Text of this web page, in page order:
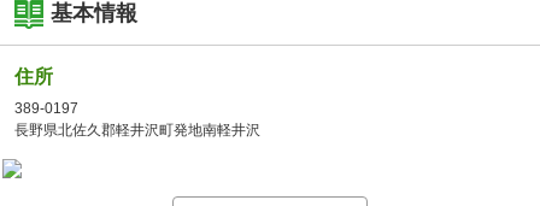
基本情報
住所
389-0197
長野県北佐久郡軽井沢町発地南軽井沢